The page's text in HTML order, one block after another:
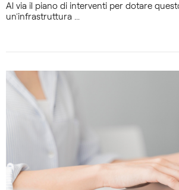
Al via il piano di interventi per dotare
un’infrastruttura ...